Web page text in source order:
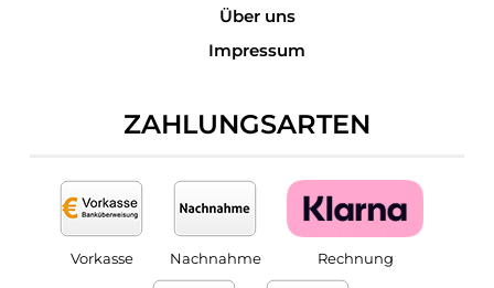
Über uns
Impressum
ZAHLUNGSARTEN
Vorkasse Nachnahme Rechnung